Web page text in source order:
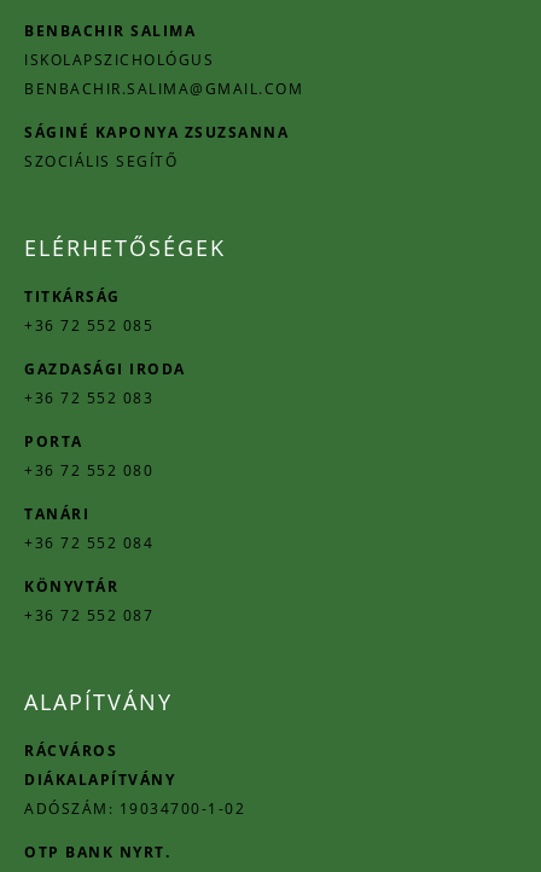
BENBACHIR SALIMA
ISKOLAPSZICHOLÓGUS
BENBACHIR.SALIMA@GMAIL.COM
SÁGINÉ KAPONYA ZSUZSANNA
SZOCIÁLIS SEGÍTŐ
ELÉRHETŐSÉGEK
TITKÁRSÁG
+36 72 552 085
GAZDASÁGI IRODA
+36 72 552 083
PORTA
+36 72 552 080
TANÁRI
+36 72 552 084
KÖNYVTÁR
+36 72 552 087
ALAPÍTVÁNY
RÁCVÁROS
DIÁKALAPÍTVÁNY
ADÓSZÁM: 19034700-1-02
OTP BANK NYRT.